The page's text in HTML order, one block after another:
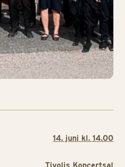
14. juni kl. 14.00